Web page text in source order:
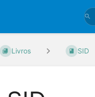
Livros SID